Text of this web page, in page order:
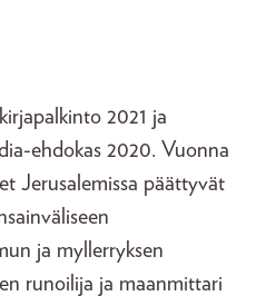
2021 ja
ehdokas 2020. Vuonna
Jerusalemissa päättyvät
ja myllerryksen
runoilija ja maanmittari